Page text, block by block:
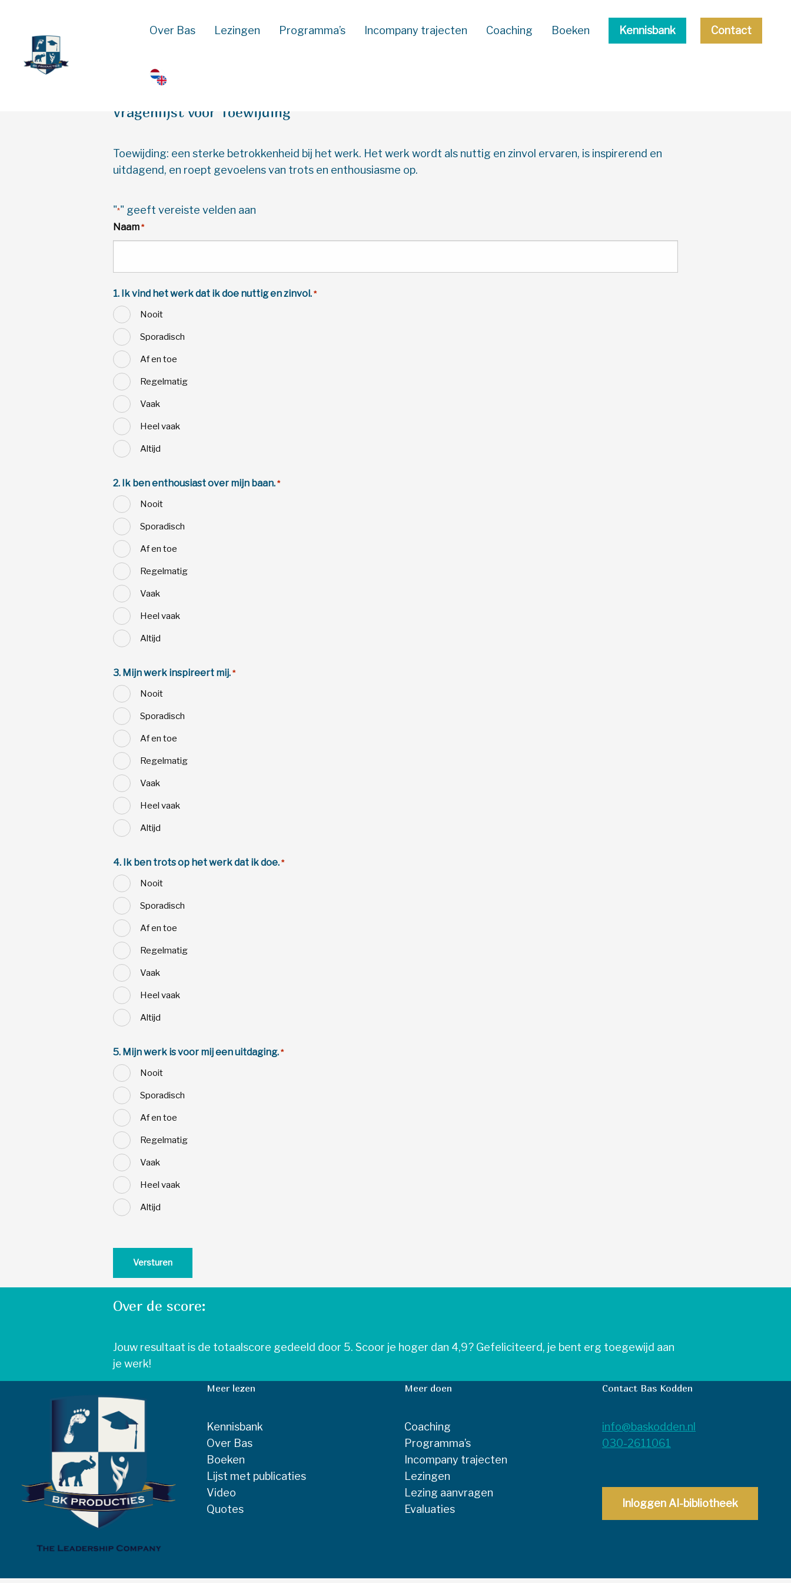
Over Bas Lezingen Programma’s Incompany trajecten Coaching Boeken Kennisbank Contact
Vragenlijst voor Toewijding
Toewijding: een sterke betrokkenheid bij het werk. Het werk wordt als nuttig en zinvol ervaren, is inspirerend en
uitdagend, en roept gevoelens van trots en enthousiasme op.
"*" geeft vereiste velden aan
Naam *
1. Ik vind het werk dat ik doe nuttig en zinvol. *
Nooit
Sporadisch
Af en toe
Regelmatig
Vaak
Heel vaak
Altijd
2. Ik ben enthousiast over mijn baan. *
Nooit
Sporadisch
Af en toe
Regelmatig
Vaak
Heel vaak
Altijd
3. Mijn werk inspireert mij. *
Nooit
Sporadisch
Af en toe
Regelmatig
Vaak
Heel vaak
Altijd
4. Ik ben trots op het werk dat ik doe. *
Nooit
Sporadisch
Af en toe
Regelmatig
Vaak
Heel vaak
Altijd
5. Mijn werk is voor mij een uitdaging. *
Nooit
Sporadisch
Af en toe
Regelmatig
Vaak
Heel vaak
Altijd
Over de score:
Jouw resultaat is de totaalscore gedeeld door 5. Scoor je hoger dan 4,9? Gefeliciteerd, je bent erg toegewijd aan
je werk!
Meer lezen
Kennisbank
Over Bas
Boeken
Lijst met publicaties
Video
Quotes
Meer doen
Coaching
Programma’s
Incompany trajecten
Lezingen
Lezing aanvragen
Evaluaties
Contact Bas Kodden
info@baskodden.nl
030-2611061
Inloggen AI-bibliotheek